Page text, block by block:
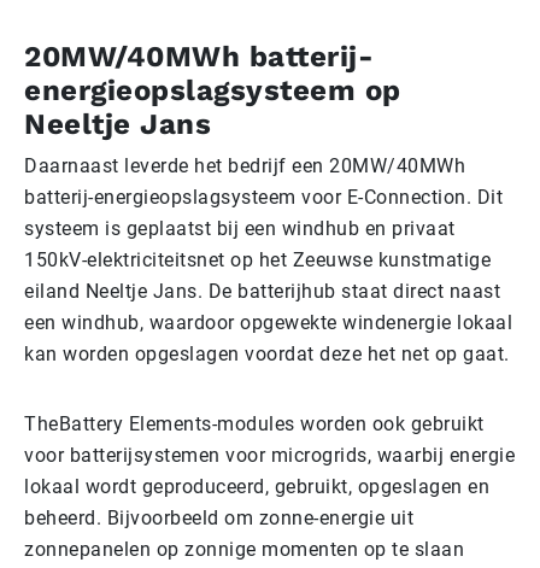
20MW/40MWh batterij-
energieopslagsysteem op
Neeltje Jans
Daarnaast leverde het bedrijf een 20MW/40MWh
batterij-energieopslagsysteem voor E-Connection. Dit
systeem is geplaatst bij een windhub en privaat
150kV-elektriciteitsnet op het Zeeuwse kunstmatige
eiland Neeltje Jans. De batterijhub staat direct naast
een windhub, waardoor opgewekte windenergie lokaal
kan worden opgeslagen voordat deze het net op gaat.
TheBattery Elements-modules worden ook gebruikt
voor batterijsystemen voor microgrids, waarbij energie
lokaal wordt geproduceerd, gebruikt, opgeslagen en
beheerd. Bijvoorbeeld om zonne-energie uit
zonnepanelen op zonnige momenten op te slaan